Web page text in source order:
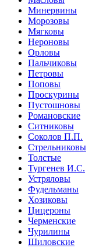
Минервины
Морозовы
Мягковы
Нероновы
Орловы
Пальчиковы
Петровы
Поповы
Проскурины
Пустошновы
Романовские
Ситниковы
Соколов П.П.
Стрельниковы
Толстые
Тургенев И.С.
Устряловы
Фудельманы
Хозиковы
Цицероны
Черменские
Чурилины
Шиловские